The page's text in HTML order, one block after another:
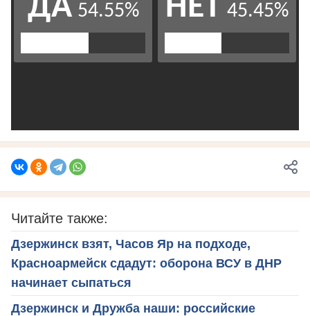
Читайте также:
Дзержинск взят, Часов Яр на подходе,
Красноармейск сдадут: оборона ВСУ в ДНР
начинает сыпаться
Дзержинск и Дружба наши: российские